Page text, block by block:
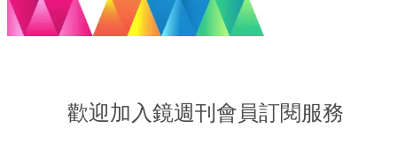
歡迎加入鏡週刊會員訂閱服務